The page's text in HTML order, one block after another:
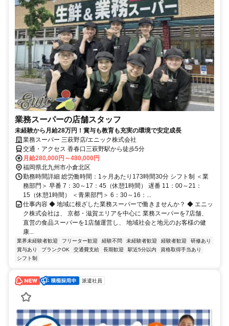
業務スーパーの店舗スタッフ
未経験から月給28万円！賞与も教育も充実の環境で安定成長
業務スーパー 三萩野店/エニック株式会社
交通・アクセス 香春口三萩野駅から徒歩5分
月給280,000円～480,000円
福岡県北九州市小倉北区
勤務時間詳細 総労働時間：1ヶ月あたり173時間30分 シフト制 ＜業
務部門＞ 早番 7：30～17：45（休憩1時間） 遅番 11：00～21：
15（休憩1時間） ＜青果部門＞ 6：30～16：...
仕事内容 ◆ 地域に根ざした業務スーパーで働きませんか？ ◆ エニッ
ク株式会社は、 京都・滋賀エリアを中心に 業務スーパーを7店舗、
直営の食品スーパーを1店舗運営し、 地域社会と地元のお客様の健
康...
業界未経験者歓迎 フリーター歓迎 経験不問 未経験者歓迎 経験者歓迎
研修あり
賞与あり
ブランクOK 交通費支給 長期歓迎 駅近5分以内
資格取得手当あり
シフト制
派遣社員